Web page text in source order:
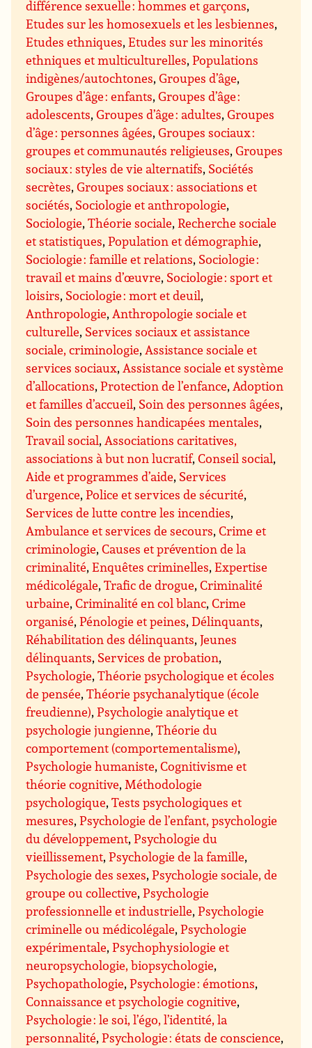
différence sexuelle : hommes et garçons,
Etudes sur les homosexuels et les lesbiennes,
Etudes ethniques,Etudes sur les minorités
ethniques et multiculturelles,Populations
indigènes/autochtones,Groupes d’âge,
Groupes d’âge : enfants,Groupes d’âge :
adolescents,Groupes d’âge : adultes,Groupes
d’âge : personnes âgées,Groupes sociaux :
groupes et communautés religieuses,Groupes
sociaux : styles de vie alternatifs, Sociétés
secrètes,Groupes sociaux : associations et
sociétés, Sociologie et anthropologie,
Sociologie,Théorie sociale,Recherche sociale
et statistiques,Population et démographie,
Sociologie : famille et relations, Sociologie :
travail et mains d’œuvre, Sociologie : sport et
loisirs, Sociologie : mort et deuil,
Anthropologie,Anthropologie sociale et
culturelle, Services sociaux et assistance
sociale, criminologie,Assistance sociale et
services sociaux,Assistance sociale et système
d’allocations,Protection de l’enfance,Adoption
et familles d’accueil, Soin des personnes âgées,
Soin des personnes handicapées mentales,
Travail social,Associations caritatives,
associations à but non lucratif,Conseil social,
Aide et programmes d’aide, Services
d’urgence,Police et services de sécurité,
Services de lutte contre les incendies,
Ambulance et services de secours,Crime et
criminologie,Causes et prévention de la
criminalité,Enquêtes criminelles,Expertise
médicolégale,Trafic de drogue,Criminalité
urbaine,Criminalité en col blanc,Crime
organisé,Pénologie et peines,Délinquants,
Réhabilitation des délinquants,Jeunes
délinquants, Services de probation,
Psychologie,Théorie psychologique et écoles
de pensée,Théorie psychanalytique (école
freudienne),Psychologie analytique et
psychologie jungienne,Théorie du
comportement (comportementalisme),
Psychologie humaniste,Cognitivisme et
théorie cognitive,Méthodologie
psychologique,Tests psychologiques et
mesures,Psychologie de l’enfant, psychologie
du développement,Psychologie du
vieillissement,Psychologie de la famille,
Psychologie des sexes,Psychologie sociale, de
groupe ou collective,Psychologie
professionnelle et industrielle,Psychologie
criminelle ou médicolégale,Psychologie
expérimentale,Psychophysiologie et
neuropsychologie, biopsychologie,
Psychopathologie,Psychologie : émotions,
Connaissance et psychologie cognitive,
Psychologie : le soi, l’égo, l’identité, la
personnalité,Psychologie : états de conscience,